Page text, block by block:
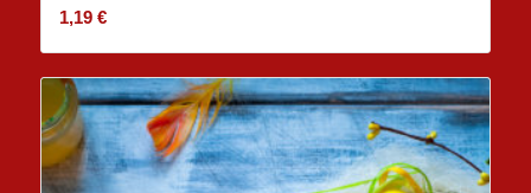
1,19 €